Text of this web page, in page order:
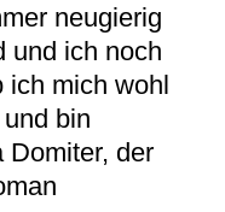
neugierig
und ich noch
ich mich wohl
bin
Domiter, der